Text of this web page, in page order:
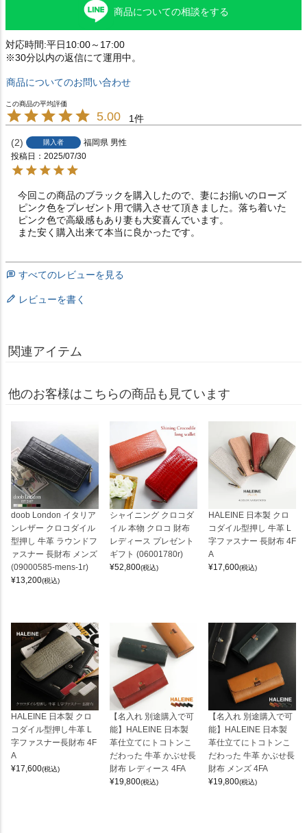
商品についての相談をする
対応時間:平日10:00～17:00
※30分以内の返信にて運用中。
商品についてのお問い合わせ
5.00 1
2 購入者 福岡県 男性
投稿日
2025/07/30
今回この商品のブラックを購入したので、妻にお揃いのローズ
ピンク色をプレゼント用で購入させて頂きました。落ち着いた
ピンク色で高級感もあり妻も大変喜んでいます。
また安く購入出来て本当に良かったです。
すべてのレビューを見る
レビューを書く
関連アイテム
他のお客様はこちらの商品も見ています
doob London イタリア
ンレザー クロコダイル
型押し 牛革 ラウンドフ
ァスナー 長財布 メンズ
(09000585-mens-1r)
¥13,200(税込)
シャイニング クロコダ
イル 本物 クロコ 財布
レディース プレゼント
ギフト (06001780r)
¥52,800(税込)
HALEINE 日本製 クロ
コダイル型押し 牛革 L
字ファスナー 長財布 4F
A
¥17,600(税込)
HALEINE 日本製 クロ
コダイル型押し牛革 L
字ファスナー長財布 4F
A
¥17,600(税込)
【名入れ 別途購入で可
能】HALEINE 日本製
革仕立てにトコトンこ
だわった 牛革 かぶせ長
財布 レディース 4FA
¥19,800(税込)
【名入れ 別途購入で可
能】HALEINE 日本製
革仕立てにトコトンこ
だわった 牛革 かぶせ長
財布 メンズ 4FA
¥19,800(税込)